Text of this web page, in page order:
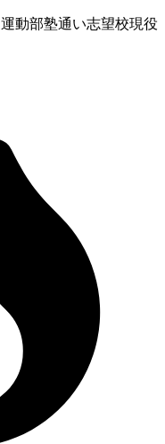
運動部塾通い志望校現役